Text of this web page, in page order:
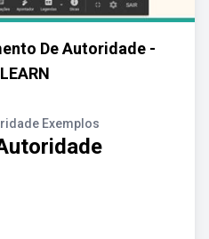
De Autoridade -
Exemplos